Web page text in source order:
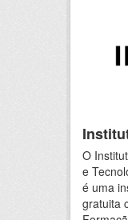
O
e
é uma
gratuita